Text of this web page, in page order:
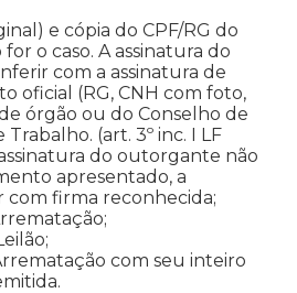
e cópia do CPF/RG do
o caso. A assinatura do
com a assinatura de
oficial (RG, CNH com foto,
órgão ou do Conselho de
(art. 3º inc. I LF
assinatura do outorgante não
apresentado, a
com firma reconhecida;
com seu inteiro